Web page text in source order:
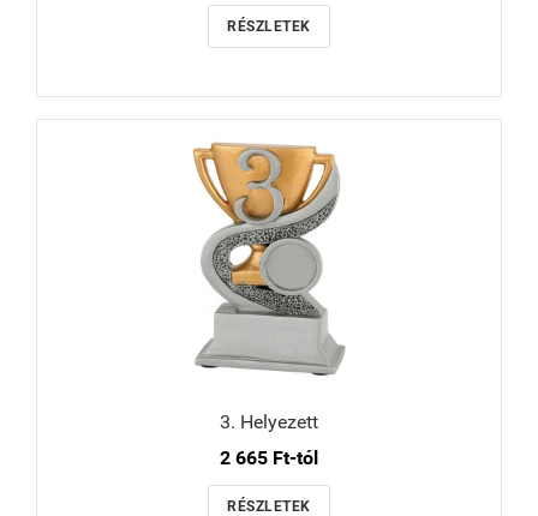
RÉSZLETEK
3. Helyezett
2 665 Ft-tól
RÉSZLETEK